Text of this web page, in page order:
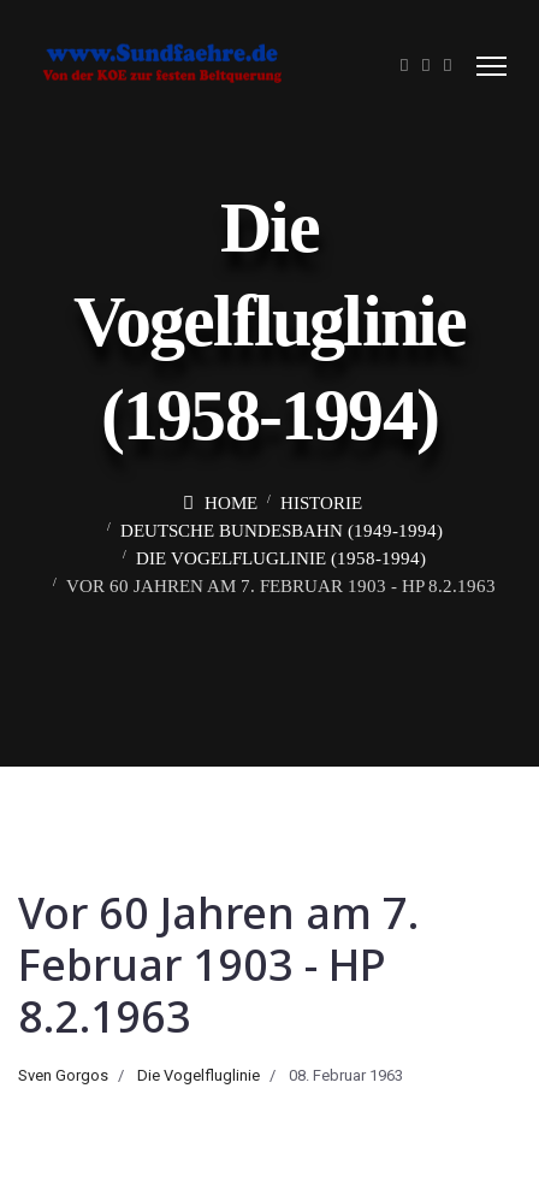
Die
Vogelfluglinie
(1958-1994)
HOME
HISTORIE
DEUTSCHE BUNDESBAHN (1949-1994)
DIE VOGELFLUGLINIE (1958-1994)
VOR 60 JAHREN AM 7. FEBRUAR 1903 - HP 8.2.1963
Vor 60 Jahren am 7.
Februar 1903 - HP
8.2.1963
Sven Gorgos Die Vogelfluglinie 08. Februar 1963